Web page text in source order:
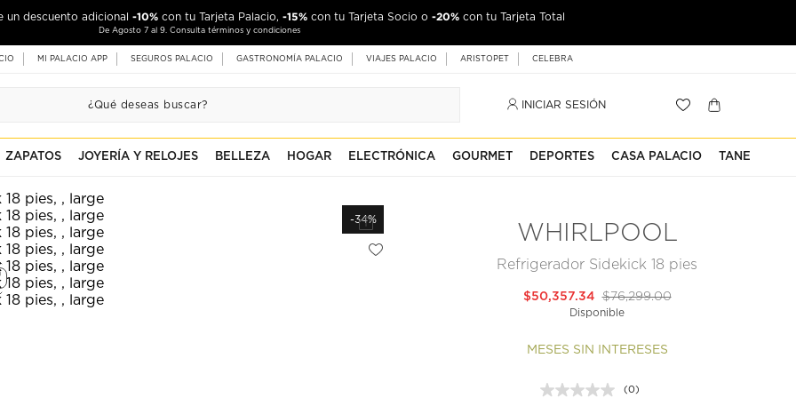
un descuento adicional -10% con tu Tarjeta Palacio, -15% con tu Tarjeta Socio o -20% con tu Tarjeta Total
De Agosto 7 al 9. Consulta términos y condiciones
MI PALACIO APP SEGUROS PALACIO GASTRONOMÍA PALACIO VIAJES PALACIO ARISTOPET CELEBRA
INICIAR SESIÓN
ZAPATOS JOYERÍA Y RELOJES BELLEZA HOGAR ELECTRÓNICA GOURMET DEPORTES CASA PALACIO TANE
-34%
WHIRLPOOL
Refrigerador Sidekick 18 pies
$76,299.00
$50,357.34
Disponible
MESES SIN INTERESES
(0)